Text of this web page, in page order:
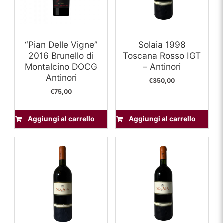
“Pian Delle Vigne”
2016 Brunello di
Montalcino DOCG
Antinori
€75,00
Aggiungi al carrello
Solaia 1998
Toscana Rosso IGT
– Antinori
€350,00
Aggiungi al carrello